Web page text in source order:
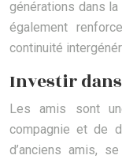
générations dans
également
continuité
Investir
Les amis sont
compagnie et de
d’anciens amis,